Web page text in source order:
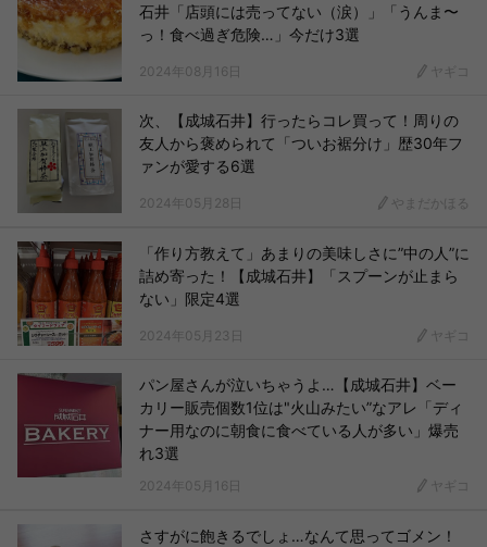
石井「店頭には売ってない（涙）」「うんま〜
っ！食べ過ぎ危険…」今だけ3選
2024年08月16日 ヤギコ
次、【成城石井】行ったらコレ買って！周りの
友人から褒められて「ついお裾分け」歴30年フ
ァンが愛する6選
2024年05月28日 やまだかほる
「作り方教えて」あまりの美味しさに”中の人”に
詰め寄った！【成城石井】「スプーンが止まら
ない」限定4選
2024年05月23日 ヤギコ
パン屋さんが泣いちゃうよ…【成城石井】ベー
カリー販売個数1位は"火山みたい”なアレ「ディ
ナー用なのに朝食に食べている人が多い」爆売
れ3選
2024年05月16日 ヤギコ
さすがに飽きるでしょ…なんて思ってゴメン！